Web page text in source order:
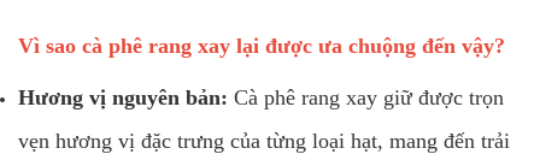
Vì sao cà phê rang xay lại được ưa chuộng đến vậy?
Hương vị nguyên bản: Cà phê rang xay giữ được trọn
vẹn hương vị đặc trưng của từng loại hạt, mang đến trải